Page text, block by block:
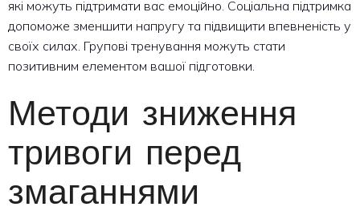
які можуть підтримати вас емоційно. Соціальна підтримка
допоможе зменшити напругу та підвищити впевненість у
своїх силах. Групові тренування можуть стати
позитивним елементом вашої підготовки.
Методи зниження
тривоги перед
змаганнями